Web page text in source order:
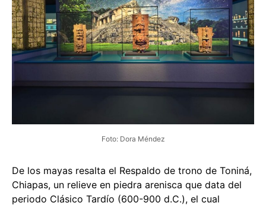
Foto: Dora Méndez
De los mayas resalta el Respaldo de trono de Toniná,
Chiapas, un relieve en piedra arenisca que data del
periodo Clásico Tardío (600-900 d.C.), el cual